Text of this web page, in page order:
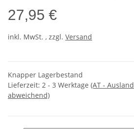
27,95 €
inkl. MwSt. , zzgl. Versand
Knapper Lagerbestand
Lieferzeit: 2 - 3 Werktage (AT - Ausland
abweichend)